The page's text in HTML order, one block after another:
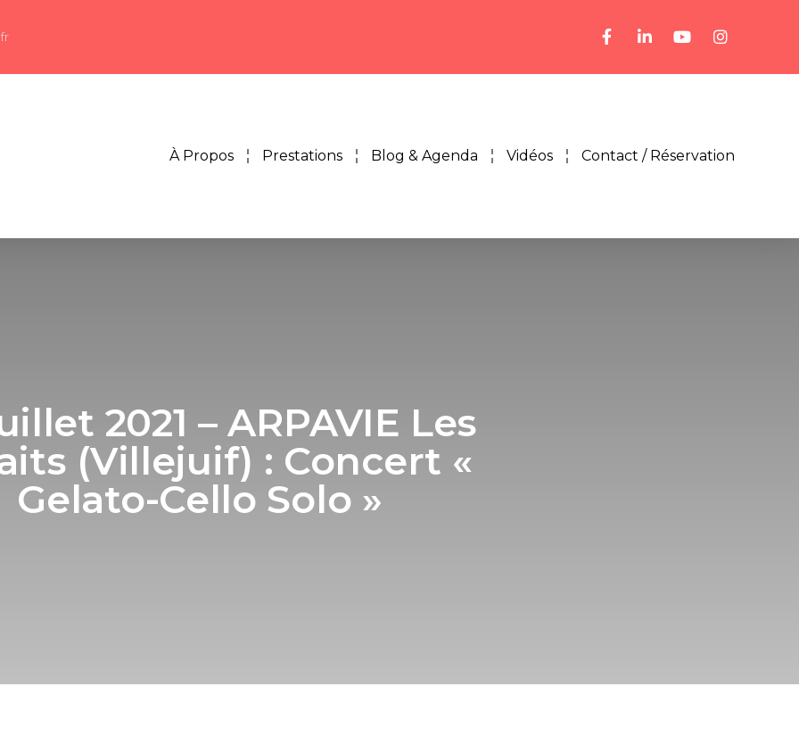
À Propos Prestations Blog & Agenda Vidéos Contact / Réservation
2021 – ARPAVIE Les
(Villejuif) : Concert «
Gelato-Cello Solo »